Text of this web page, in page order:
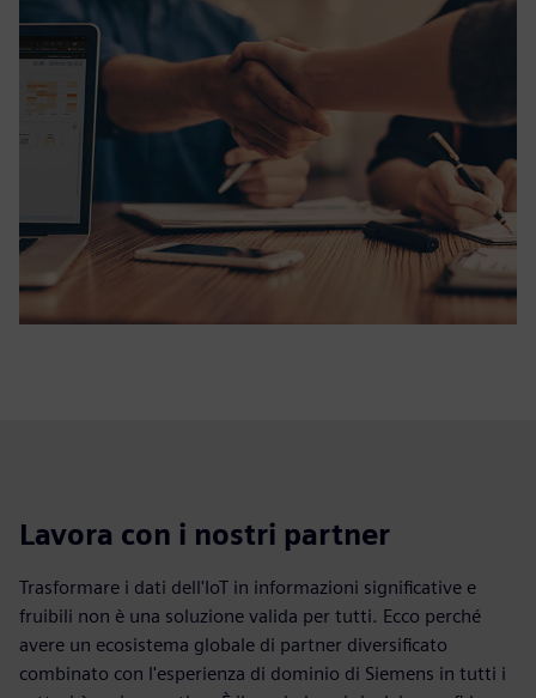
Lavora con i nostri partner
Trasformare i dati dell'IoT in informazioni significative e
fruibili non è una soluzione valida per tutti. Ecco perché
avere un ecosistema globale di partner diversificato
combinato con l'esperienza di dominio di Siemens in tutti i